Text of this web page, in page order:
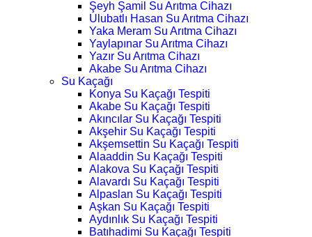
Şeyh Şamil Su Arıtma Cihazı
Ulubatlı Hasan Su Arıtma Cihazı
Yaka Meram Su Arıtma Cihazı
Yaylapınar Su Arıtma Cihazı
Yazır Su Arıtma Cihazı
Akabe Su Arıtma Cihazı
Su Kaçağı
Konya Su Kaçağı Tespiti
Akabe Su Kaçağı Tespiti
Akıncılar Su Kaçağı Tespiti
Akşehir Su Kaçağı Tespiti
Akşemsettin Su Kaçağı Tespiti
Alaaddin Su Kaçağı Tespiti
Alakova Su Kaçağı Tespiti
Alavardı Su Kaçağı Tespiti
Alpaslan Su Kaçağı Tespiti
Aşkan Su Kaçağı Tespiti
Aydınlık Su Kaçağı Tespiti
Batıhadimi Su Kaçağı Tespiti